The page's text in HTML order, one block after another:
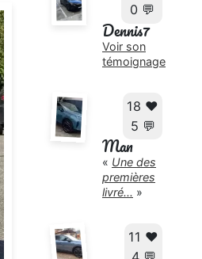
0 💬
Dennis7
Voir son
témoignage
18 ❤️
5 💬
Man
« Une des
premières
livré... »
11 ❤️